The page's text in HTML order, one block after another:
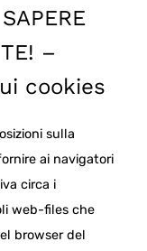
–
cookies
sulla
ai navigatori
circa i
web-files che
browser del